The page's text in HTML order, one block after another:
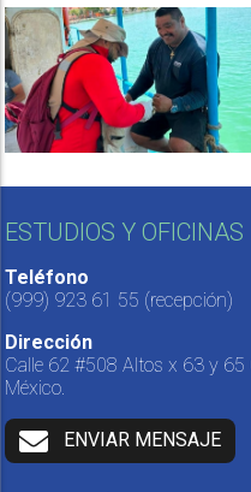
ESTUDIOS Y OFICINAS
Teléfono
(999) 923 61 55 (recepción)
Dirección
Calle 62 #508 Altos x 63 y 65
México.
ENVIAR MENSAJE